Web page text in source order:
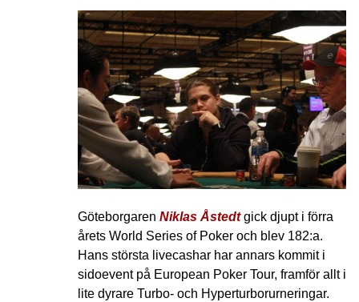
Göteborgaren Niklas Åstedtgick djupt i förra
årets World Series of Poker och blev 182:a.
Hans största livecashar har annars kommit i
sidoevent på European Poker Tour, framför allt i
lite dyrare Turbo- och Hyperturborurneringar.